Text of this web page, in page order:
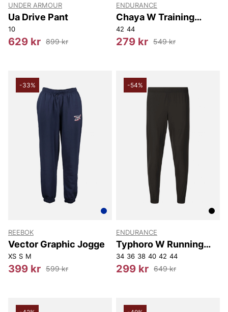
UNDER ARMOUR
Ua Drive Pant
10
629 kr 899 kr
ENDURANCE
Chaya W Training
Pants
42 44
279 kr 549 kr
-33%
REEBOK
Vector Graphic Jogge
XS S M
399 kr 599 kr
-54%
ENDURANCE
Typhoro W Running
Pants
34 36 38 40 42 44
299 kr 649 kr